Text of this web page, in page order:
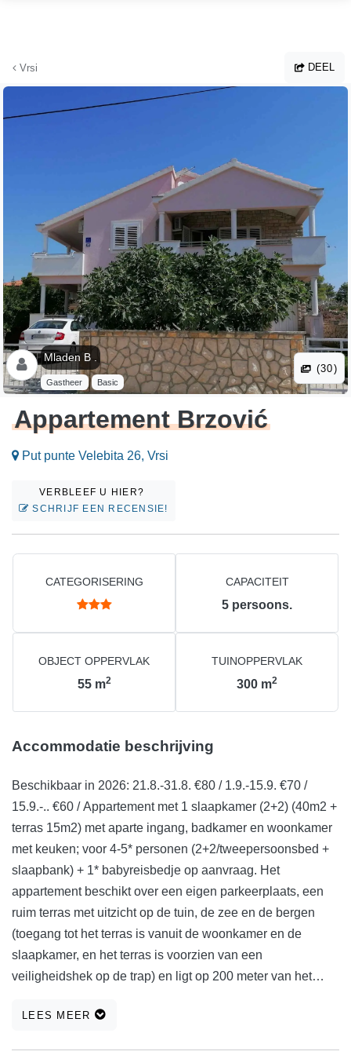
Vrsi DEEL
Mladen B .
Gastheer Basic
(30)
Appartement Brzović
Put punte Velebita 26, Vrsi
VERBLEEF U HIER?
SCHRIJF EEN RECENSIE!
CATEGORISERING CAPACITEIT
5 persoons.
OBJECT OPPERVLAK
55 m2
TUINOPPERVLAK
300 m2
Accommodatie beschrijving
Beschikbaar in 2026: 21.8.-31.8. €80 / 1.9.-15.9. €70 /
15.9.-.. €60 / Appartement met 1 slaapkamer (2+2) (40m2 +
terras 15m2) met aparte ingang, badkamer en woonkamer
met keuken; voor 4-5* personen (2+2/tweepersoonsbed +
slaapbank) + 1* babyreisbedje op aanvraag. Het
appartement beschikt over een eigen parkeerplaats, een
ruim terras met uitzicht op de tuin, de zee en de bergen
(toegang tot het terras is vanuit de woonkamer en de
slaapkamer, en het terras is voorzien van een
veiligheidshek op de trap) en ligt op 200 meter van het
Naast de basisvoorzieningen is er ook airconditioning, wifi,
LEES MEER